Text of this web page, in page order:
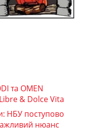
та OMEN
& Dolce Vita
НБУ поступово
нюанс